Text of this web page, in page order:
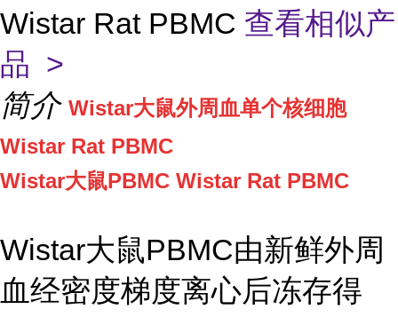
Wistar Rat PBMC 查看相似产
品 >
简介 Wistar大鼠外周血单个核细胞
Wistar Rat PBMC
Wistar大鼠PBMC Wistar Rat PBMC
Wistar大鼠PBMC由新鲜外周
血经密度梯度离心后冻存得